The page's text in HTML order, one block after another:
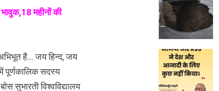
महीनों की
है… जय हिन्द, जय
पूर्णकालिक सदस्य
सुभारती विश्वविद्यालय